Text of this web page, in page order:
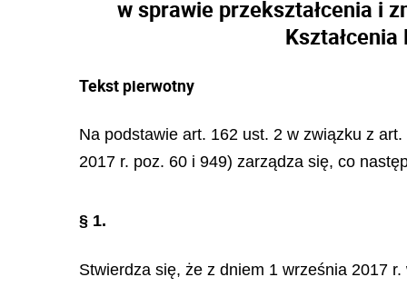
w sprawie przekształcenia i
Tekst pierwotny
Na podstawie art. 162 ust. 2 w związku z
2017 r. poz. 60 i 949) zarządza się, co
§ 1.
Stwierdza się, że z dniem 1 września 2017 r.